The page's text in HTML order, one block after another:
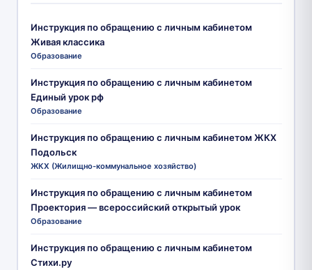
Инструкция по обращению с личным кабинетом
Живая классика
Образование
Инструкция по обращению с личным кабинетом
Единый урок рф
Образование
Инструкция по обращению с личным кабинетом ЖКХ
Подольск
ЖКХ (Жилищно-коммунальное хозяйство)
Инструкция по обращению с личным кабинетом
Проектория — всероссийский открытый урок
Образование
Инструкция по обращению с личным кабинетом
Стихи.ру